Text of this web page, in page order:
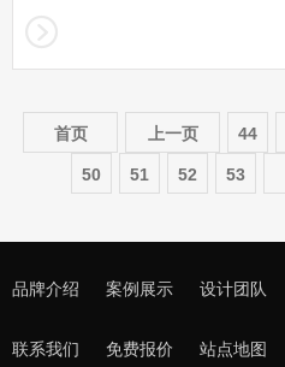
首页 上一页 44
50 51 52 53
品牌介绍 案例展示 设计团队
联系我们 免费报价 站点地图